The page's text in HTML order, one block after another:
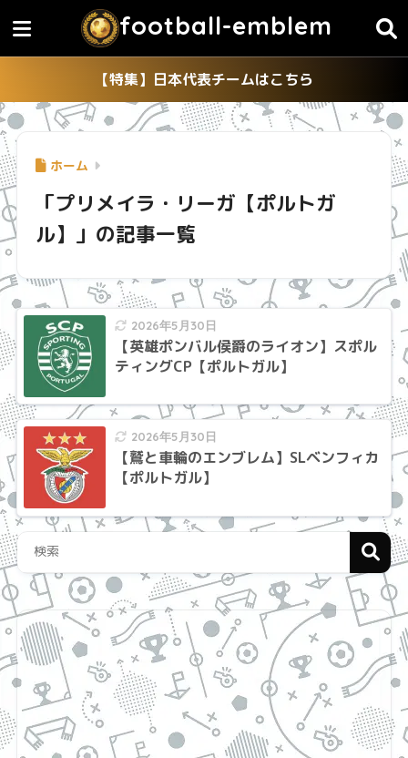
football-emblem
【特集】日本代表チームはこちら
ホーム
「プリメイラ・リーガ【ポルトガ
ル】」の記事一覧
2026年5月30日
【英雄ポンバル侯爵のライオン】スポル
ティングCP【ポルトガル】
2026年5月30日
【鷲と車輪のエンブレム】SLベンフィカ
【ポルトガル】